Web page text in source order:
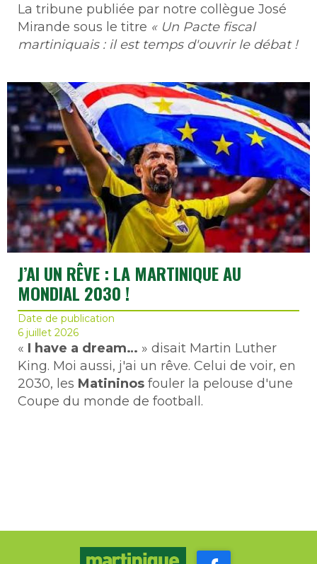
La tribune publiée par notre collègue José
Mirande sous le titre « Un Pacte fiscal
martiniquais : il est temps d'ouvrir le débat !
J’AI UN RÊVE : LA MARTINIQUE AU
MONDIAL 2030 !
Date de publication
6 juillet 2026
« I have a dream… » disait Martin Luther
King. Moi aussi, j'ai un rêve. Celui de voir, en
2030, les Matininos fouler la pelouse d'une
Coupe du monde de football.